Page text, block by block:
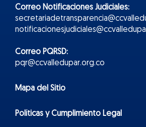
Correo Notificaciones Judiciales:
Correo PQRSD:
pqr@ccvalledupar.org.co
Mapa del Sitio
Políticas y Cumplimiento Legal